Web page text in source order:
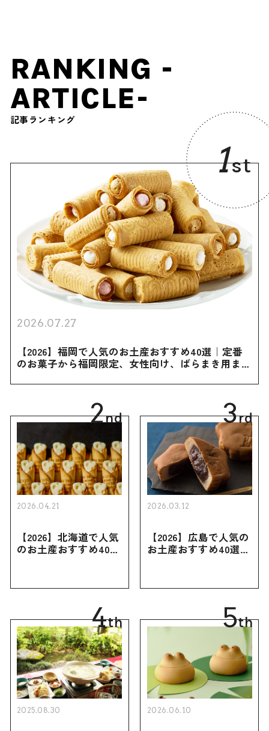
RANKING -
ARTICLE-
記事ランキング
1st
2026.07.27
【2026】福岡で人気のお土産おすすめ40選｜定番
のお菓子から福岡限定、女性向け、ばらまき用まで
2nd
2026.04.21
【2026】北海道で人気
のお土産おすすめ40選
買えない限定品、女性
3rd
2026.03.12
【2026】広島で人気の
お土産おすすめ40選｜
き用、女性向けまで幅
4th
2025.08.30
5th
2026.06.10